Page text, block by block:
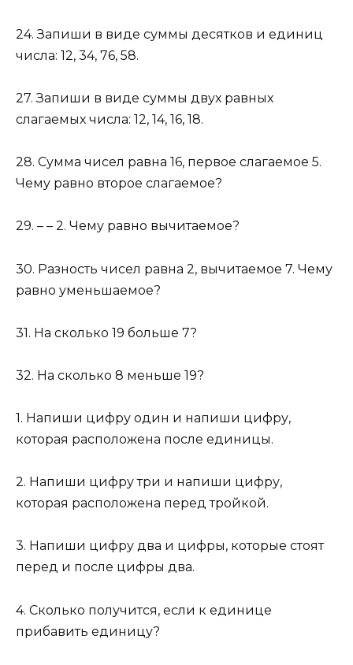
24. Запиши в виде суммы десятков и единиц
числа: 12, 34, 76, 58.
27. Запиши в виде суммы двух равных
слагаемых числа: 12, 14, 16, 18.
28. Сумма чисел равна 16, первое слагаемое 5.
Чему равно второе слагаемое?
29. – – 2. Чему равно вычитаемое?
30. Разность чисел равна 2, вычитаемое 7. Чему
равно уменьшаемое?
31. На сколько 19 больше 7?
32. На сколько 8 меньше 19?
1. Напиши цифру один и напиши цифру,
которая расположена после единицы.
2. Напиши цифру три и напиши цифру,
которая расположена перед тройкой.
3. Напиши цифру два и цифры, которые стоят
перед и после цифры два.
4. Сколько получится, если к единице
прибавить единицу?